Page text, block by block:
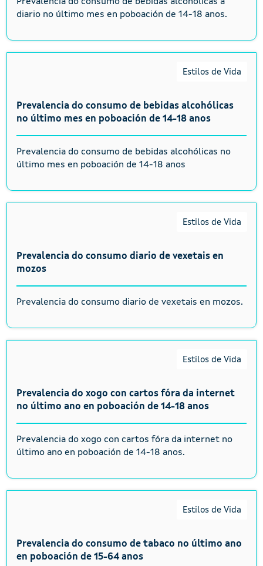
Prevalencia do consumo de bebidas alcohólicas a
diario no último mes en poboación de 14-18 anos.
Estilos de Vida
Prevalencia do consumo de bebidas alcohólicas
no último mes en poboación de 14-18 anos
Prevalencia do consumo de bebidas alcohólicas no
último mes en poboación de 14-18 anos
Estilos de Vida
Prevalencia do consumo diario de vexetais en
mozos
Prevalencia do consumo diario de vexetais en mozos.
Estilos de Vida
Prevalencia do xogo con cartos fóra da internet
no último ano en poboación de 14-18 anos
Prevalencia do xogo con cartos fóra da internet no
último ano en poboación de 14-18 anos.
Estilos de Vida
Prevalencia do consumo de tabaco no último ano
en poboación de 15-64 anos